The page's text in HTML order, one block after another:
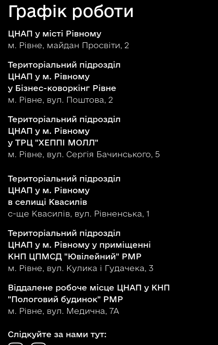
Графік роботи
ЦНАП у місті Рівному
м. Рівне, майдан Просвіти, 2
Територіальний підрозділ
ЦНАП у м. Рівному
у Бізнес-коворкінг Рівне
м. Рівне, вул. Поштова, 2
Територіальний підрозділ
ЦНАП у м. Рівному
у ТРЦ "ХЕППІ МОЛЛ"
м. Рівне, вул. Сергія Бачинського, 5
Територіальний підрозділ
ЦНАП у м. Рівному
в селищі Квасилів
с-ще Квасилів, вул. Рівненська, 1
Територіальний підрозділ
ЦНАП у м. Рівному у приміщенні
КНП ЦПМСД "Ювілейний" РМР
м. Рівне, вул. Кулика і Гудачека, 3
Віддалене робоче місце ЦНАП у КНП
"Пологовий будинок" РМР
м. Рівне, вул. Медична, 7А
Слідкуйте за нами тут: